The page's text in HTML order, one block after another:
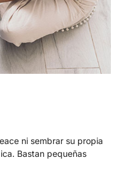
ni sembrar su propia
Bastan pequeñas